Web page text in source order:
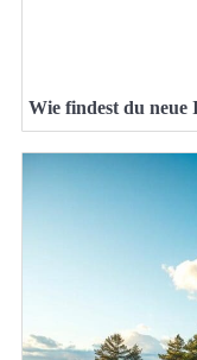
Wie findest du